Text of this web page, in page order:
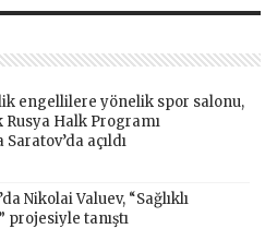
engellilere yönelik spor salonu,
Rusya Halk Programı
açıldı
Nikolai Valuev, “Sağlıklı
projesiyle tanıştı